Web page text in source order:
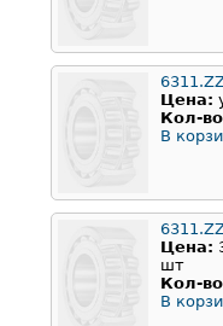
Цена:
Кол-
В
Цена:
шт
Кол-
В